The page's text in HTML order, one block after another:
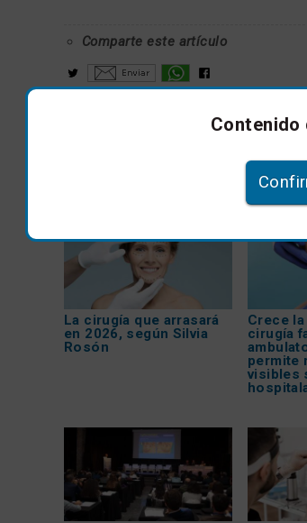
Comparte este artículo
La cirugía que arrasará
en 2026, según Silvia
Rosón
Crece la
cirugía
permite
visibles